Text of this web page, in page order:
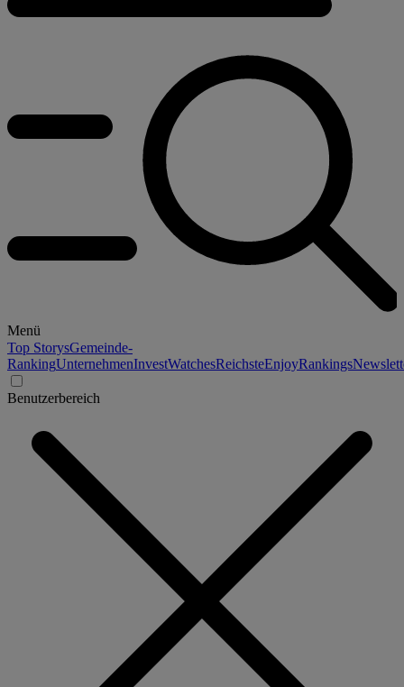
Menü
Top StorysGemeinde-
RankingUnternehmenInvestWatchesReichsteEnjoyRankings
Benutzerbereich